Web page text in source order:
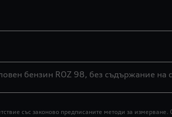
бензин ROZ 98, без съдържание на
със законово предписаните методи за